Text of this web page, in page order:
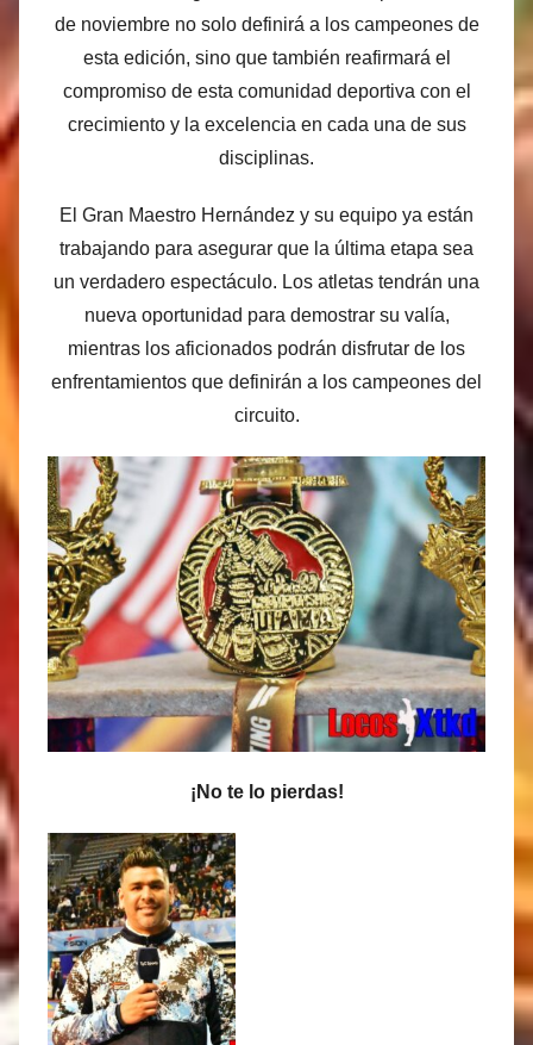
de noviembre no solo definirá a los campeones de
esta edición, sino que también reafirmará el
compromiso de esta comunidad deportiva con el
crecimiento y la excelencia en cada una de sus
disciplinas.
El Gran Maestro Hernández y su equipo ya están
trabajando para asegurar que la última etapa sea
un verdadero espectáculo. Los atletas tendrán una
nueva oportunidad para demostrar su valía,
mientras los aficionados podrán disfrutar de los
enfrentamientos que definirán a los campeones del
circuito.
¡No te lo pierdas!